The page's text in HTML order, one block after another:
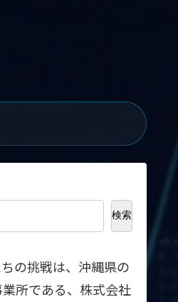
検索
の挑戦は、沖縄県の
所である、株式会社